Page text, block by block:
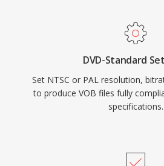
cakram yang lebih baru telah
relevan untuk mengakses
DVD yang sudah ada.
DVD-Standard
Set NTSC or PAL resolution,
to produce VOB files fully
specifications.